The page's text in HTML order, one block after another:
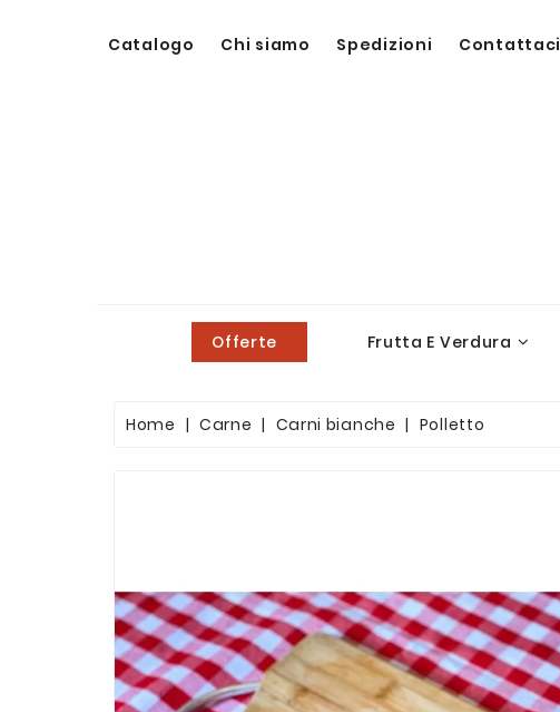
Catalogo Chi siamo Spedizioni Contattaci
Offerte Frutta E Verdura
Home Carne Carni bianche Polletto